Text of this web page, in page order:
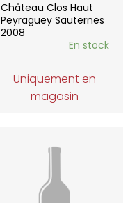
Château Clos Haut
Peyraguey Sauternes
2008
En stock
Uniquement en
magasin